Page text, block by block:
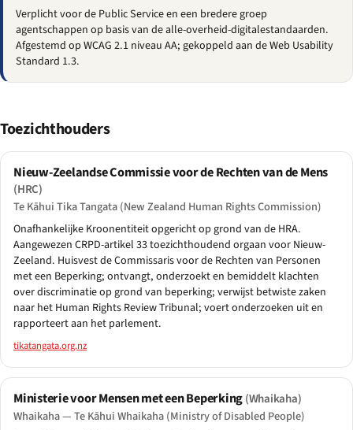
Verplicht voor de Public Service en een bredere groep
agentschappen op basis van de alle-overheid-digitalestandaarden.
Afgestemd op WCAG 2.1 niveau AA; gekoppeld aan de Web Usability
Standard 1.3.
Toezichthouders
Nieuw-Zeelandse Commissie voor de Rechten van de Mens
(HRC)
Te Kāhui Tika Tangata (New Zealand Human Rights Commission)
Onafhankelijke Kroonentiteit opgericht op grond van de HRA.
Aangewezen CRPD-artikel 33 toezichthoudend orgaan voor Nieuw-
Zeeland. Huisvest de Commissaris voor de Rechten van Personen
met een Beperking; ontvangt, onderzoekt en bemiddelt klachten
over discriminatie op grond van beperking; verwijst betwiste zaken
naar het Human Rights Review Tribunal; voert onderzoeken uit en
rapporteert aan het parlement.
tikatangata.org.nz
Ministerie voor Mensen met een Beperking(Whaikaha)
Whaikaha — Te Kāhui Whaikaha (Ministry of Disabled People)